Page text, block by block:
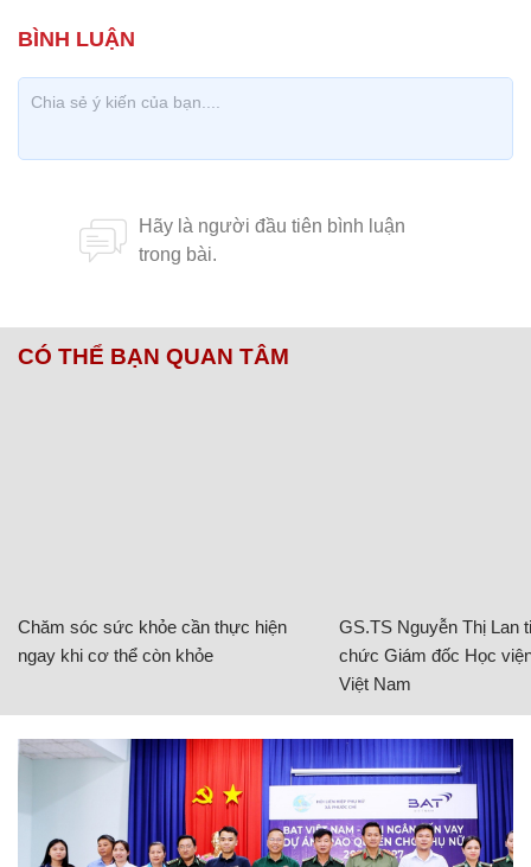
CÓ THỂ BẠN QUAN TÂM
Chăm sóc sức khỏe cần thực hiện
ngay khi cơ thể còn khỏe
GS.TS Nguyễn Thị Lan
chức Giám đốc Học
Việt Nam